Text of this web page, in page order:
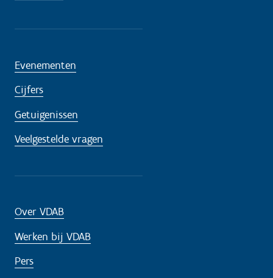
Evenementen
Cijfers
Getuigenissen
Veelgestelde vragen
Over VDAB
Werken bij VDAB
Pers